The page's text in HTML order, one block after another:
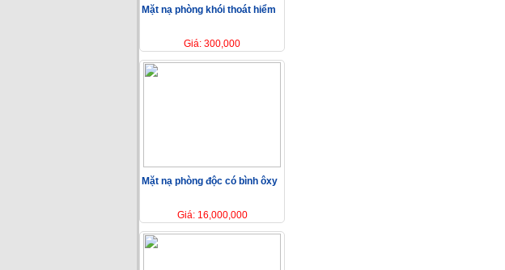
Mặt nạ phòng khói thoát hiểm
Giá: 300,000
Mặt nạ phòng độc có bình ôxy
Giá: 16,000,000